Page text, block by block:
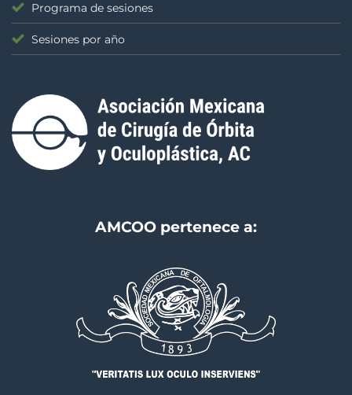
Programa de sesiones
Sesiones por año
AMCOO pertenece a: